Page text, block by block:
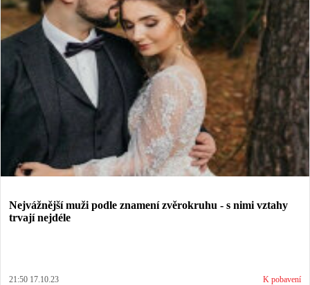
Nejvážnější muži podle znamení zvěrokruhu - s nimi vztahy
trvají nejdéle
21:50 17.10.23 K pobavení